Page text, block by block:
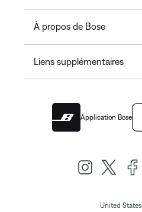
À propos de Bose
Liens supplémentaires
Application Bose
United States|